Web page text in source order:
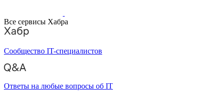
Все сервисы Хабра
Сообщество IT-специалистов
Ответы на любые вопросы об IT